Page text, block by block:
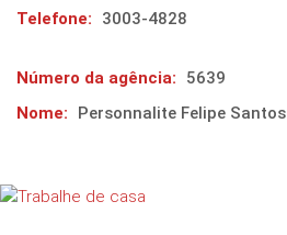
Telefone:
3003-4828
Número da agência:
5639
Nome:
Personnalite Felipe Santos